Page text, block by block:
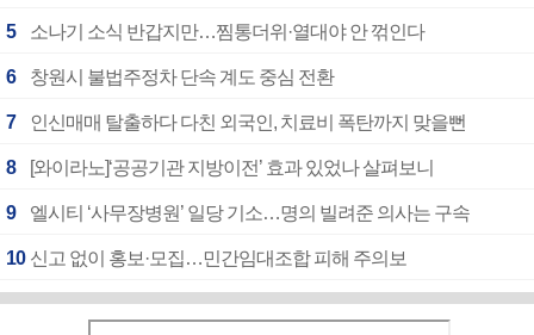
5 소나기 소식 반갑지만…찜통더위·열대야 안 꺾인다
6 창원시 불법주정차 단속 계도 중심 전환
7 인신매매 탈출하다 다친 외국인, 치료비 폭탄까지 맞을뻔
8 [와이라노]‘공공기관 지방이전’ 효과 있었나 살펴보니
9 엘시티 ‘사무장병원’ 일당 기소…명의 빌려준 의사는 구속
10 신고 없이 홍보·모집…민간임대조합 피해 주의보